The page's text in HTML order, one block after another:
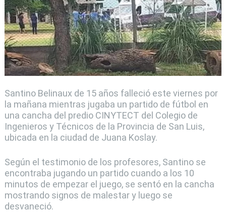
Santino Belinaux de 15 años falleció este viernes por
la mañana mientras jugaba un partido de fútbol en
una cancha del predio CINYTECT del Colegio de
Ingenieros y Técnicos de la Provincia de San Luis,
ubicada en la ciudad de Juana Koslay.
Según el testimonio de los profesores, Santino se
encontraba jugando un partido cuando a los 10
minutos de empezar el juego, se sentó en la cancha
mostrando signos de malestar y luego se
desvaneció.